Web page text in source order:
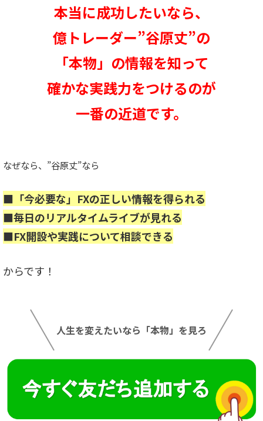
本当に成功したいなら、
億トレーダー”谷原丈”の
「本物」の情報を知って
確かな実践力をつけるのが
一番の近道です。
なぜなら、”谷原丈”なら
■「今必要な」FXの正しい情報を得られる
■毎日のリアルタイムライブが見れる
■FX開設や実践について相談できる
からです！
人生を変えたいなら「本物」を見ろ